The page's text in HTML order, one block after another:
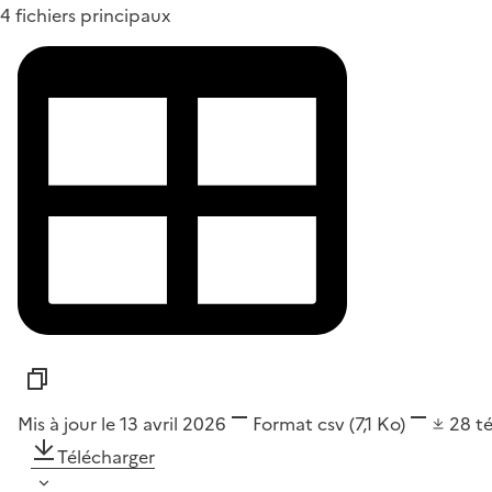
4 fichiers principaux
Mis à jour le 13 avril 2026 Format csv(7,1 Ko) 28
Télécharger